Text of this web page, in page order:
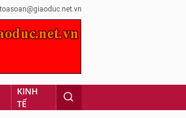
toasoan@giaoduc.net.vn
KINH
TẾ